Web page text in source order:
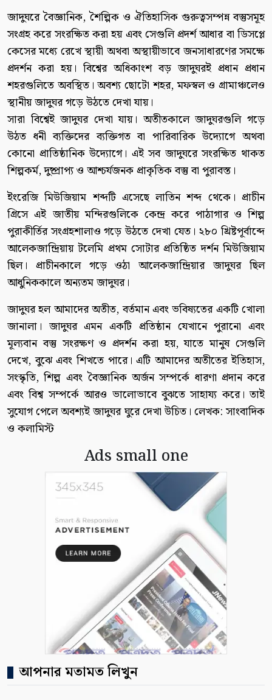
জাদুঘরে বৈজ্ঞানিক, শৈল্পিক ও ঐতিহাসিক গুরুত্বসম্পন্ন বস্তুসমূহ
সংগ্রহ করে সংরক্ষিত করা হয় এবং সেগুলি প্রদর্শ আধার বা ডিসপ্লে
কেসের মধ্যে রেখে স্থায়ী অথবা অস্থায়ীভাবে জনসাধারণের সমক্ষে
প্রদর্শন করা হয়। বিশ্বের অধিকাংশ বড় জাদুঘরই প্রধান প্রধান
শহরগুলিতে অবস্থিত। অবশ্য ছোটো শহর, মফস্বল ও গ্রামাঞ্চলেও
স্থানীয় জাদুঘর গড়ে উঠতে দেখা যায়।
সারা বিশ্বেই জাদুঘর দেখা যায়। অতীতকালে জাদুঘরগুলি গড়ে
উঠত ধনী ব্যক্তিদের ব্যক্তিগত বা পারিবারিক উদ্যোগে অথবা
কোনো প্রাতিষ্ঠানিক উদ্যোগে। এই সব জাদুঘরে সংরক্ষিত থাকত
শিল্পকর্ম, দুষ্প্রাপ্য ও আশ্চর্যজনক প্রাকৃতিক বস্তু বা পুরাবস্ত।
ইংরেজি মিউজিয়াম শব্দটি এসেছে লাতিন শব্দ থেকে। প্রাচীন
গ্রিসে এই জাতীয় মন্দিরগুলিকে কেন্দ্র করে পাঠাগার ও শিল্প
পুরাকীর্তির সংগ্রহশালাও গড়ে উঠতে দেখা যেত। ২৮০ খ্রিষ্টপূর্বাব্দে
আলেকজান্দ্রিয়ায় টলেমি প্রথম সোটার প্রতিষ্ঠিত দর্শন মিউজিয়াম
ছিল। প্রাচীনকালে গড়ে ওঠা আলেকজান্দ্রিয়ার জাদুঘর ছিল
আধুনিককালে অন্যতম জাদুঘর।
জাদুঘর হল আমাদের অতীত, বর্তমান এবং ভবিষ্যতের একটি খোলা
জানালা। জাদুঘর এমন একটি প্রতিষ্ঠান যেখানে পুরানো এবং
মূল্যবান বস্তু সংরক্ষণ ও প্রদর্শন করা হয়, যাতে মানুষ সেগুলি
দেখে, বুঝে এবং শিখতে পারে। এটি আমাদের অতীতের ইতিহাস,
সংস্কৃতি, শিল্প এবং বৈজ্ঞানিক অর্জন সম্পর্কে ধারণা প্রদান করে
এবং বিশ্ব সম্পর্কে আরও ভালোভাবে বুঝতে সাহায্য করে। তাই
সুযোগ পেলে অবশ্যই জাদুঘর ঘুরে দেখা উচিত। লেখক: সাংবাদিক
ও কলামিস্ট
Ads small one
আপনার মতামত লিখুন